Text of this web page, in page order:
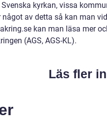
kyrkan, vissa
av detta så kan man
kan man läsa mer
(AGS, AGS-KL).
Läs fler